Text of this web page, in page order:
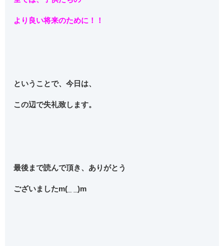
より良い将来のために！！
ということで、今日は、
この辺で失礼致します。
最後まで読んで頂き、ありがとう
ございましたm(_ _)m